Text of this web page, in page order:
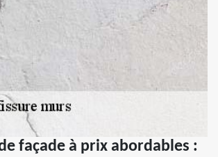
façade à prix abordables :